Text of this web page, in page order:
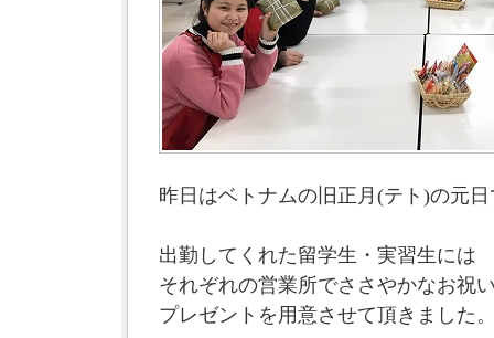
昨日はベトナムの旧正月(テト)の元
出勤してくれた留学生・実習生には
それぞれの営業所でささやかなお祝
プレゼントを用意させて頂きました